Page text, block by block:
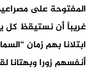
المفتوحة على
غريباً أن نستيقظ
ابتلانا بهم زمان
أنفسهم زورا وبهتانا